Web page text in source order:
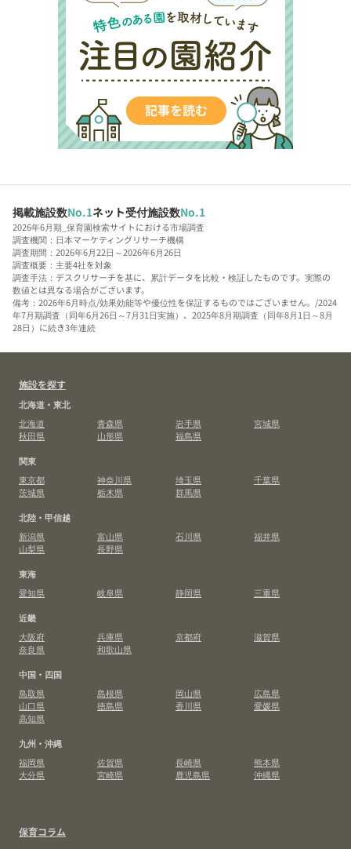
掲載施設数No.1ネット受付施設数No.1
2026年6月期_保育園検索サイトにおける市場調査
調査機関：日本マーケティングリサーチ機構
調査期間：2026年6月22日～2026年6月26日
調査概要：主要4社を対象
調査手法：デスクリサーチを基に、累計データを比較・検証したものです。実際の
数値とは異なる場合がございます。
備考：2026年6月時点/効果効能等や優位性を保証するものではございません。/2024
年7月期調査（同年6月26日～7月31日実施）、2025年8月期調査（同年8月1日～8月
28日）に続き3年連続
施設を探す
北海道・東北
北海道
青森県 岩手県
宮城県
秋田県
山形県
福島県
関東
東京都
神奈川県 埼玉県
千葉県
茨城県
栃木県
群馬県
北陸・甲信越
新潟県
富山県 石川県
福井県
山梨県
長野県
東海
愛知県
岐阜県 静岡県
三重県
近畿
大阪府
兵庫県 京都府
滋賀県
奈良県
和歌山県
中国・四国
鳥取県
島根県 岡山県
広島県
山口県
徳島県 香川県
愛媛県
高知県
九州・沖縄
福岡県
佐賀県 長崎県
熊本県
大分県
宮崎県 鹿児島県 沖縄県
保育コラム